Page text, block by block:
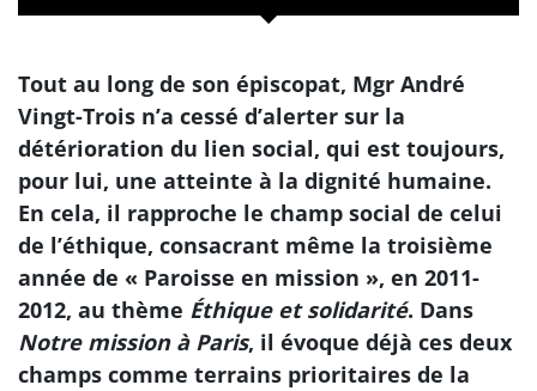
Tout au long de son épiscopat, Mgr André
Vingt-Trois n’a cessé d’alerter sur la
détérioration du lien social, qui est toujours,
pour lui, une atteinte à la dignité humaine.
En cela, il rapproche le champ social de celui
de l’éthique, consacrant même la troisième
année de « Paroisse en mission », en 2011-
2012, au thème Éthique et solidarité. Dans
Notre mission à Paris, il évoque déjà ces deux
champs comme terrains prioritaires de la